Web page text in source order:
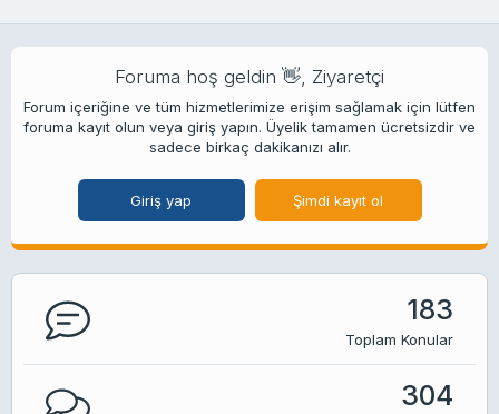
Foruma hoş geldin 👋, Ziyaretçi
Forum içeriğine ve tüm hizmetlerimize erişim sağlamak için lütfen
foruma kayıt olun veya giriş yapın. Üyelik tamamen ücretsizdir ve
sadece birkaç dakikanızı alır.
Giriş yap Şimdi kayıt ol
183
Toplam Konular
304